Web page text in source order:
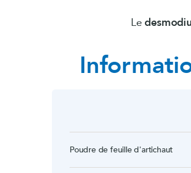
Le
Poudre de feuille d'artichaut